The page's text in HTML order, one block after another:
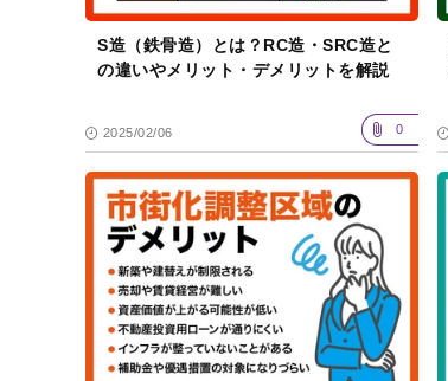
S造（鉄骨造）とは？RC造・SRC造と
の違いやメリット・デメリットを解説
2025/02/06 0